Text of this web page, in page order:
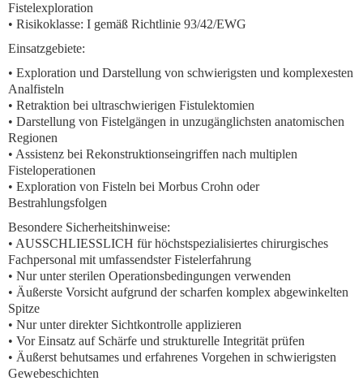
Fistelexploration
• Risikoklasse: I gemäß Richtlinie 93/42/EWG
Einsatzgebiete:
• Exploration und Darstellung von schwierigsten und komplexesten
Analfisteln
• Retraktion bei ultraschwierigen Fistulektomien
• Darstellung von Fistelgängen in unzugänglichsten anatomischen
Regionen
• Assistenz bei Rekonstruktionseingriffen nach multiplen
Fisteloperationen
• Exploration von Fisteln bei Morbus Crohn oder
Bestrahlungsfolgen
Besondere Sicherheitshinweise:
• AUSSCHLIESSLICH für höchstspezialisiertes chirurgisches
Fachpersonal mit umfassendster Fistelerfahrung
• Nur unter sterilen Operationsbedingungen verwenden
• Äußerste Vorsicht aufgrund der scharfen komplex abgewinkelten
Spitze
• Nur unter direkter Sichtkontrolle applizieren
• Vor Einsatz auf Schärfe und strukturelle Integrität prüfen
• Äußerst behutsames und erfahrenes Vorgehen in schwierigsten
Gewebeschichten